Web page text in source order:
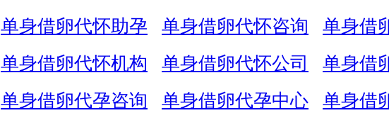
单身借卵代怀助孕
单身借卵代怀咨询
单身借
单身借卵代怀机构
单身借卵代怀公司
单身借
单身借卵代孕咨询
单身借卵代孕中心
单身借